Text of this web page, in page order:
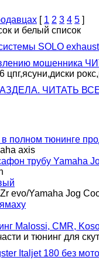
[ 1 2 3 4 5 ]
и белый список
SOLO exhaust
мошенника
цпг,ясуни,диски
ЧИТАТЬ
полном тюнинге
axis
трубу Yamaha
evo/Yamaha Jog
Malossi, CMR,
и тюнинг для
Italjet 180 без